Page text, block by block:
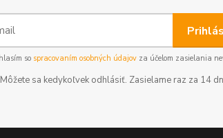
so spracovaním osobných údajovza účelom zasielania
Môžete sa kedykoľvek odhlásiť. Zasielame raz za 14